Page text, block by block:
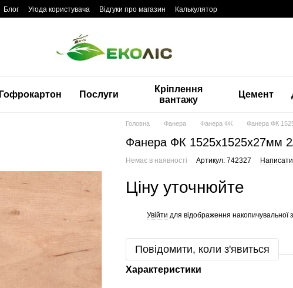
Блог Угода користувача Відгуки про магазин Калькулятор
Гофрокартон Послуги
Кріплення
вантажу
Цемент
Головна Фанера Фанера ФК Фанера ФК
Фанера ФК 1525x1525x27мм
Немає в наявності Артикул: 742327 Написати
Ціну уточнюйте
Увійти для відображення накопичувальної
Повідомити, коли з'явиться
Характеристики